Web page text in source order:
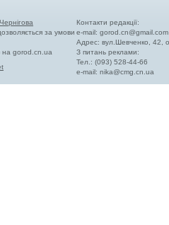
за умови
на gorod.cn.ua
Контакти редакції:
e-mail:gorod.cn@gmail.com
Адрес: вул.Шевченко, 42,
З питань реклами:
Тел.: (093) 528-44-66
e-mail:nika@cmg.cn.ua